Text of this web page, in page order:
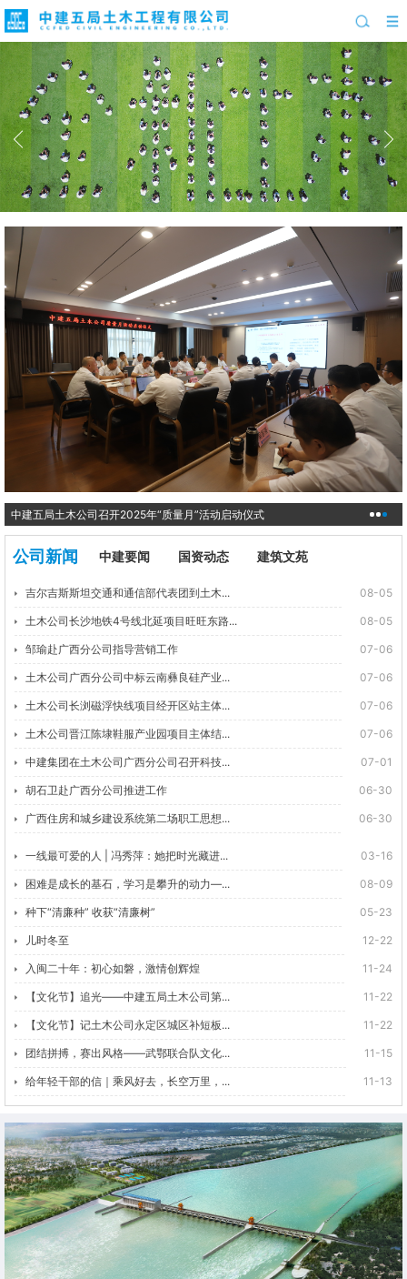
中建五局土木公司召开2025年“质量月”活动启动仪式
公司新闻 中建要闻 国资动态 建筑文苑
08-05
吉尔吉斯斯坦交通和通信部代表团到土木...
08-05
土木公司长沙地铁4号线北延项目旺旺东路...
07-06
邹瑜赴广西分公司指导营销工作
07-06
土木公司广西分公司中标云南彝良硅产业...
07-06
土木公司长浏磁浮快线项目经开区站主体...
07-06
土木公司晋江陈埭鞋服产业园项目主体结...
07-01
中建集团在土木公司广西分公司召开科技...
06-30
胡石卫赴广西分公司推进工作
06-30
广西住房和城乡建设系统第二场职工思想...
03-16
一线最可爱的人 | 冯秀萍：她把时光藏进...
08-09
困难是成长的基石，学习是攀升的动力—...
05-23
种下“清廉种” 收获“清廉树”
12-22
儿时冬至
11-24
入闽二十年：初心如磐，激情创辉煌
11-22
【文化节】追光——中建五局土木公司第...
11-22
【文化节】记土木公司永定区城区补短板...
11-15
团结拼搏，赛出风格——武鄂联合队文化...
11-13
给年轻干部的信｜乘风好去，长空万里，...